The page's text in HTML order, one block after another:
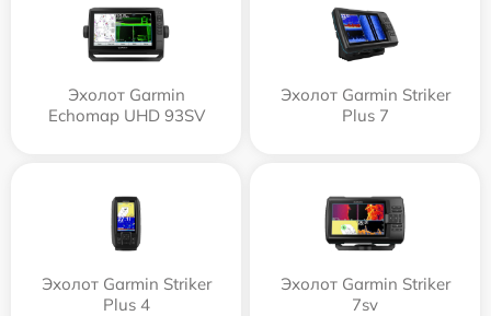
Эхолот Garmin
Echomap UHD 93SV
Эхолот Garmin Striker
Plus 7
Эхолот Garmin Striker
Plus 4
Эхолот Garmin Striker
7sv